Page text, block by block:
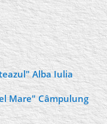
Alba Iulia
Mare" Câmpulung